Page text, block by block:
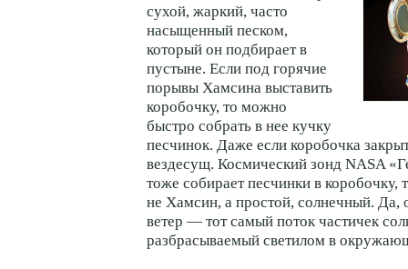
сухой, жаркий, часто
насыщенный песком,
который он подбирает в
пустыне. Если под горячие
порывы Хамсина выставить
коробочку, то можно
быстро собрать в нее кучку
песчинок. Даже если коробочка
вездесущ. Космический зонд NASA
тоже собирает песчинки в коробочку,
не Хамсин, а простой, солнечный.
ветер — тот самый поток частичек
разбрасываемый светилом в